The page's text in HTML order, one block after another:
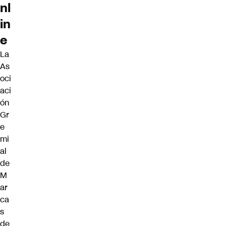
nl
in
e
La
As
oci
aci
ón
Gr
e
mi
al
de
M
ar
ca
s
de